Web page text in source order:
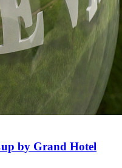
by Grand Hotel